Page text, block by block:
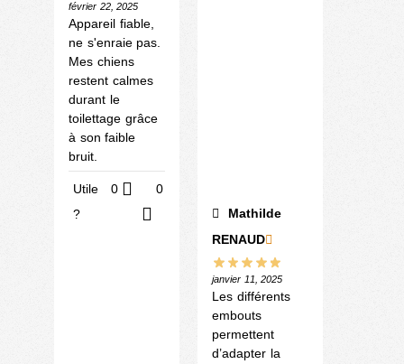
février 22, 2025
Appareil fiable,
ne s'enraie pas.
Mes chiens
restent calmes
durant le
toilettage grâce
à son faible
bruit.
Utile
?
0
0
Mathilde
RENAUD
janvier 11, 2025
Les différents
embouts
permettent
d’adapter la